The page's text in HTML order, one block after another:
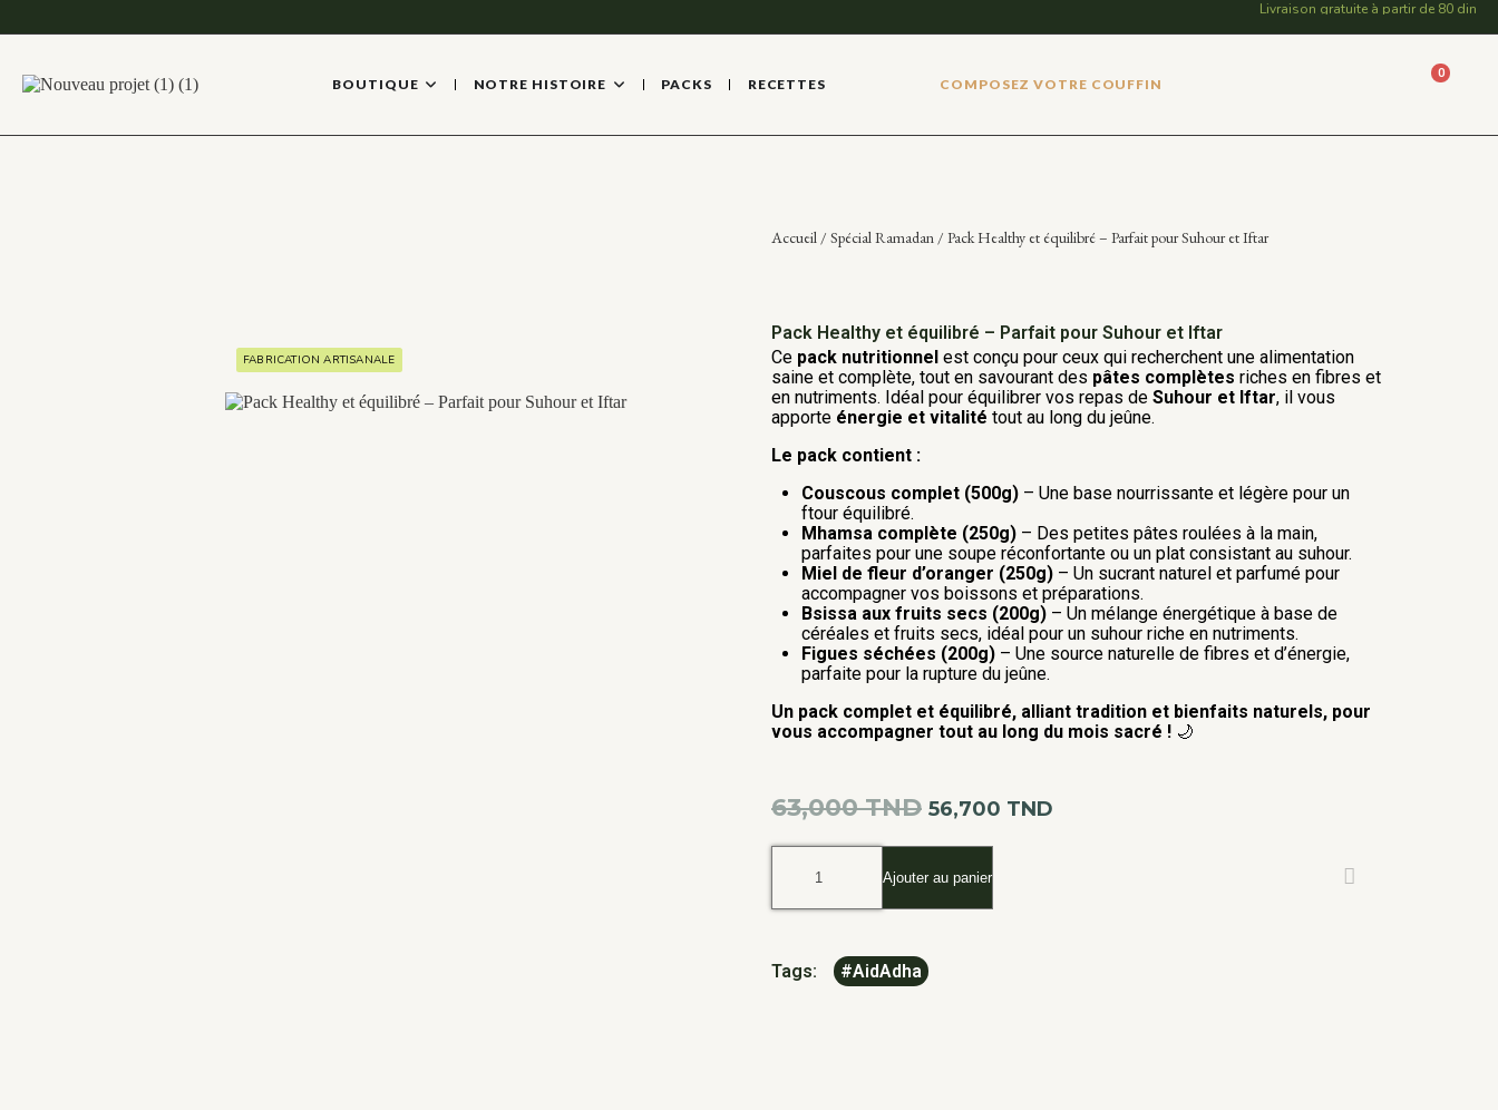
Livraison gratuite à partir de 80 dinars
BOUTIQUE NOTRE HISTOIRE PACKS RECETTES COMPOSEZ VOTRE COUFFIN
0
FABRICATION ARTISANALE
Accueil / Spécial Ramadan / Pack Healthy et équilibré – Parfait pour Suhour et Iftar
Pack Healthy et équilibré – Parfait pour Suhour et Iftar
Ce pack nutritionnel est conçu pour ceux qui recherchent une alimentation
saine et complète, tout en savourant des pâtes complètes riches en fibres et
en nutriments. Idéal pour équilibrer vos repas de Suhour et Iftar, il vous
apporte énergie et vitalité tout au long du jeûne.
Le pack contient :
Couscous complet (500g) – Une base nourrissante et légère pour un
ftour équilibré.
Mhamsa complète (250g) – Des petites pâtes roulées à la main,
parfaites pour une soupe réconfortante ou un plat consistant au suhour.
Miel de fleur d’oranger (250g) – Un sucrant naturel et parfumé pour
accompagner vos boissons et préparations.
Bsissa aux fruits secs (200g) – Un mélange énergétique à base de
céréales et fruits secs, idéal pour un suhour riche en nutriments.
Figues séchées (200g) – Une source naturelle de fibres et d’énergie,
parfaite pour la rupture du jeûne.
Un pack complet et équilibré, alliant tradition et bienfaits naturels, pour
vous accompagner tout au long du mois sacré ! 🌙
63,000TND 56,700 TND
Ajouter au panier
Tags: #AidAdha